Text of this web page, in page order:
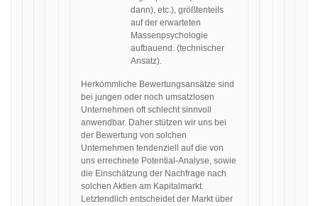
dann), etc.), größtenteils
auf der erwarteten
Massenpsychologie
aufbauend. (technischer
Ansatz).
Herkömmliche Bewertungsansätze sind
bei jungen oder noch umsatzlosen
Unternehmen oft schlecht sinnvoll
anwendbar. Daher stützen wir uns bei
der Bewertung von solchen
Unternehmen tendenziell auf die von
uns errechnete Potential-Analyse, sowie
die Einschätzung der Nachfrage nach
solchen Aktien am Kapitalmarkt.
Letztendlich entscheidet der Markt über